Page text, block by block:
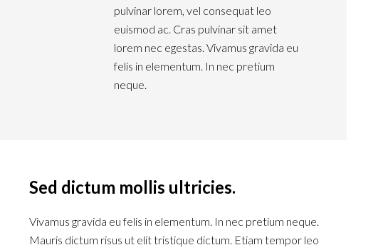
pulvinar lorem, vel consequat leo
euismod ac. Cras pulvinar sit amet
lorem nec egestas. Vivamus gravida eu
felis in elementum. In nec pretium
neque.
Sed dictum mollis ultricies.
Vivamus gravida eu felis in elementum. In nec pretium neque.
Mauris dictum risus ut elit tristique dictum. Etiam tempor leo